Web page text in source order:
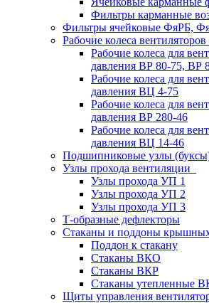
Фильтры карманные
Фильтры ячейковые ФяРБ,
Рабочие колеса вентиляторов
Рабочие колеса для
давления ВР 80-75, ВР
Рабочие колеса для
давления ВЦ 4-75
Рабочие колеса для
давления ВР 280-46
Рабочие колеса для
давления ВЦ 14-46
Подшипниковые узлы
Узлы прохода вентиляции
Узлы прохода УП 1
Узлы прохода УП 2
Узлы прохода УП 3
Т-образные дефлекторы
Стаканы и поддоны крышных
Поддон к стакану
Стаканы ВКО
Стаканы ВКР
Стаканы утепленные
Щиты управления